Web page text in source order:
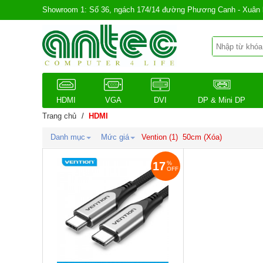
Showroom 1: Số 36, ngách 174/14 đường Phương Canh -
HDMI VGA DVI DP & Mini DP
Trang chủ / HDMI
Danh mục Mức giá Vention (1) 50cm (Xóa)
17 %
OFF